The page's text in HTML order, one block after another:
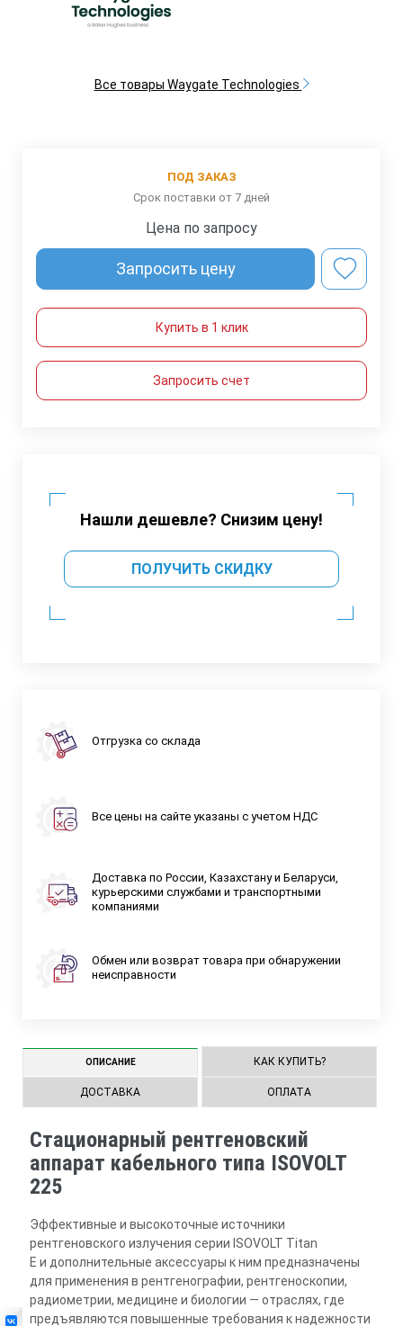
Все товары Waygate Technologies
ПОД ЗАКАЗ
Срок поставки от 7 дней
Цена по запросу
Запросить цену
Купить в 1 клик
Запросить счет
Нашли дешевле? Снизим цену!
ПОЛУЧИТЬ СКИДКУ
Отгрузка со склада
Все цены на сайте указаны с учетом НДС
Доставка по России, Казахстану и Беларуси,
курьерскими службами и транспортными
компаниями
Обмен или возврат товара при обнаружении
неисправности
ОПИСАНИЕ КАК КУПИТЬ?
ДОСТАВКА ОПЛАТА
Стационарный рентгеновский
аппарат кабельного типа ISOVOLT
225
Эффективные и высокоточные источники
рентгеновского излучения серии ISOVOLT Titan
E и дополнительные аксессуары к ним предназначены
для применения в рентгенографии, рентгеноскопии,
радиометрии, медицине и биологии — отраслях, где
предъявляются повышенные требования к надежности